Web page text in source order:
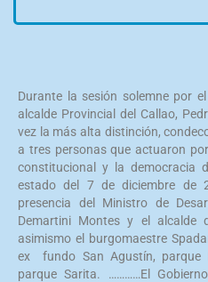
Durante la sesión solemne por
alcalde Provincial del Callao,
vez la más alta distinción,
a tres personas que actuaron
constitucional y la democracia
estado del 7 de diciembre de
presencia del Ministro de
Demartini Montes y el alcalde
asimismo el burgomaestre
ex fundo San Agustín, parque
parque Sarita. …………El